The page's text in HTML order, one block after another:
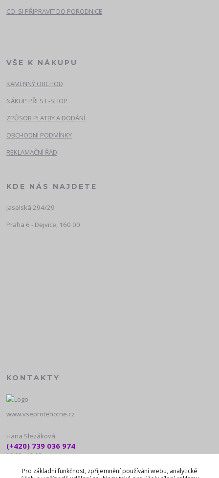
CO SI PŘIPRAVIT DO PORODNICE
VŠE K NÁKUPU
KAMENNÝ OBCHOD
NÁKUP PŘES E-SHOP
ZPŮSOB PLATBY A DODÁNÍ
OBCHODNÍ PODMÍNKY
REKLAMAČNÍ ŘÁD
KDE NÁS NAJDETE
Jaselská 294/29
Praha 6 - Dejvice, 160 00
KONTAKTY
www.vseprotehotne.cz
Hana Slezáková
(+420) 739 036 974
10:00 - 18:00
noreply@vseprotehotne.cz
Pro základní funkčnost, zpříjemnění používání webu, analytické